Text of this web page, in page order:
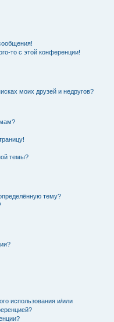
то с этой конференции!
моих друзей и недругов?
темы?
тему?
использования и/или